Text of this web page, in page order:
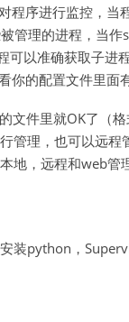
程序进行监控，当
管理的进程，当作
以准确获取子进
的配置文件里面
文件里就OK了（
管理，也可以远
地，远程和web管
装python，